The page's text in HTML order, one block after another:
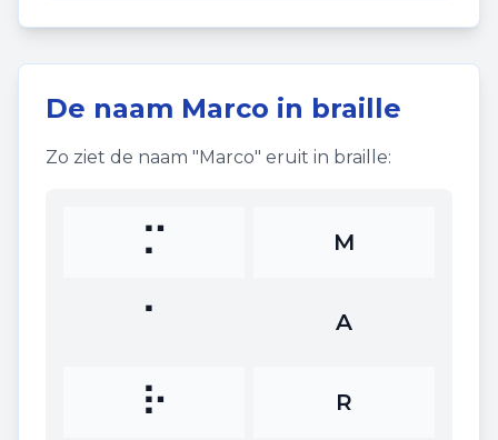
De naam Marco in braille
Zo ziet de naam "Marco" eruit in braille:
⠍ M
⠁ A
⠗ R